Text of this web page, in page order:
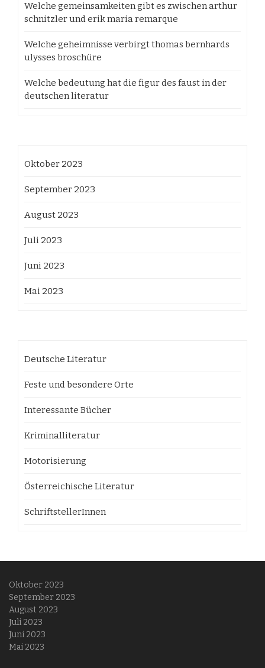
Welche gemeinsamkeiten gibt es zwischen arthur
schnitzler und erik maria remarque
Welche geheimnisse verbirgt thomas bernhards
ulysses broschüre
Welche bedeutung hat die figur des faust in der
deutschen literatur
Oktober 2023
September 2023
August 2023
Juli 2023
Juni 2023
Mai 2023
Deutsche Literatur
Feste und besondere Orte
Interessante Bücher
Kriminalliteratur
Motorisierung
Österreichische Literatur
SchriftstellerInnen
Oktober 2023
September 2023
August 2023
Juli 2023
Juni 2023
Mai 2023